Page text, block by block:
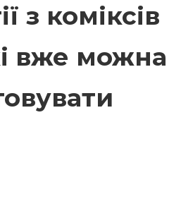
з коміксів
вже можна